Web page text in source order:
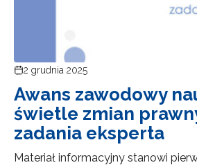
2 grudnia 2025
Awans zawodowy
świetle zmian
zadania eksperta
Materiał informacyjny stanowi